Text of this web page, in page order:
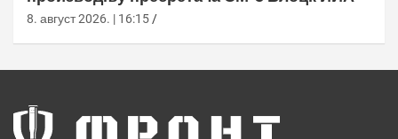
8. август 2026. | 16:15